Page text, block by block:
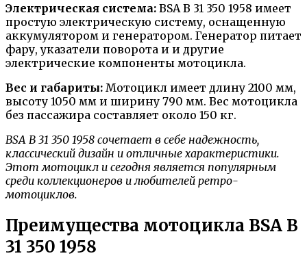
Электрическая система: BSA B 31 350 1958 имеет
простую электрическую систему, оснащенную
аккумулятором и генератором. Генератор питает
фару, указатели поворота и и другие
электрические компоненты мотоцикла.
Вес и габариты: Мотоцикл имеет длину 2100 мм,
высоту 1050 мм и ширину 790 мм. Вес мотоцикла
без пассажира составляет около 150 кг.
BSA B 31 350 1958 сочетает в себе надежность,
классический дизайн и отличные характеристики.
Этот мотоцикл и сегодня является популярным
среди коллекционеров и любителей ретро-
мотоциклов.
Преимущества мотоцикла BSA B
31 350 1958